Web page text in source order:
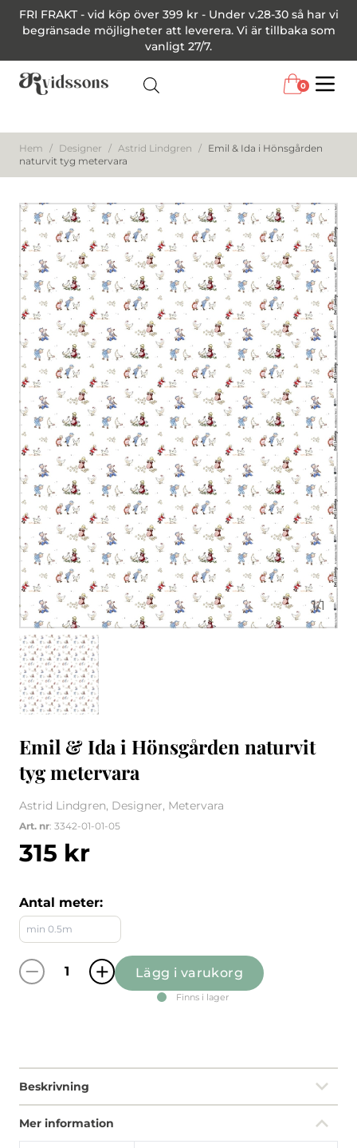
FRI FRAKT - vid köp över 399 kr - Under v.28-30 så har vi
begränsade möjligheter att leverera. Vi är tillbaka som
vanligt 27/7.
0
Hem / Designer / Astrid Lindgren / Emil & Ida i Hönsgården
naturvit tyg metervara
1/1
Emil & Ida i Hönsgården naturvit
tyg metervara
Astrid Lindgren, Designer, Metervara
Art. nr: 3342-01-01-05
315 kr
Antal meter:
Emil & Ida i Hönsgården naturvit tyg
Lägg i varukorg
Finns i lager
Beskrivning
Mer information